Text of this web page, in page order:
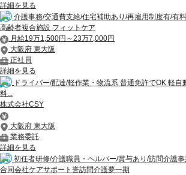
詳細を見る
介護事務/交通費支給/住宅補助あり/再雇用制度有/有
高齢者複合施設 フィットケア
月給19万1,500円～23万7,000円
大阪府 東大阪
正社員
詳細を見る
ドライバー/配達/軽作業・物流系 普通免許でOK 軽自
料...
株式会社CSY
大阪府 東大阪
業務委託
詳細を見る
初任者研修/介護職員・ヘルパー/賞与あり/訪問介護
合同会社ケアサポート誉訪問介護夢一期